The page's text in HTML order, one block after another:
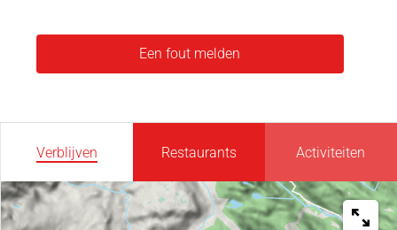
Een fout melden
Verblijven Restaurants Activiteiten